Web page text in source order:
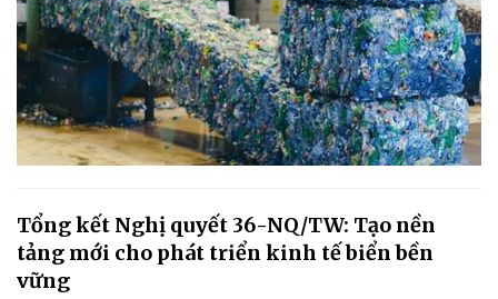
Tổng kết Nghị quyết 36-NQ/TW: Tạo nền
tảng mới cho phát triển kinh tế biển bền
vững